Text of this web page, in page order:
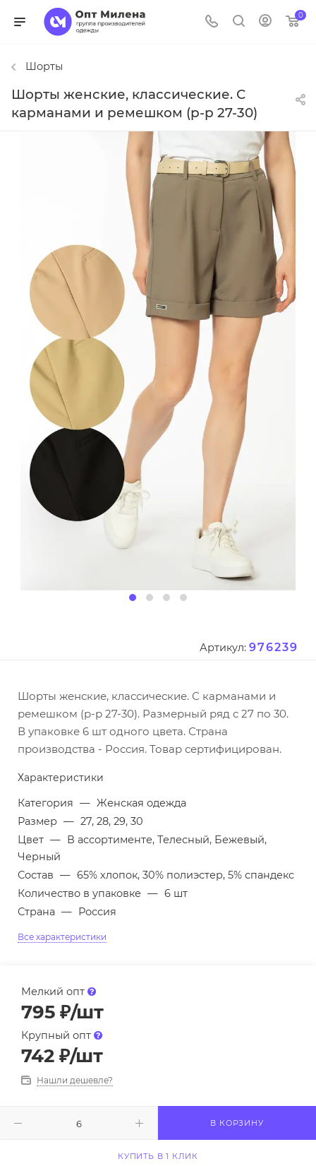
0
Шорты
Шорты женские, классические. С
карманами и ремешком (р-р 27-30)
Артикул: 976239
Шорты женские, классические. С карманами и
ремешком (р-р 27-30). Размерный ряд с 27 по 30.
В упаковке 6 шт одного цвета. Страна
производства - Россия. Товар сертифицирован.
Характеристики
Категория — Женская одежда
Размер — 27, 28, 29, 30
Цвет — В ассортименте, Телесный, Бежевый,
Черный
Состав — 65% хлопок, 30% полиэстер, 5% спандекс
Количество в упаковке — 6 шт
Страна — Россия
Все характеристики
Мелкий опт
795 ₽/шт
Крупный опт
742 ₽/шт
Нашли дешевле?
В КОРЗИНУ
КУПИТЬ В 1 КЛИК